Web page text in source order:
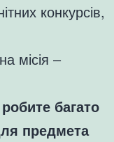
конкурсів,
місія –
багато
предмета